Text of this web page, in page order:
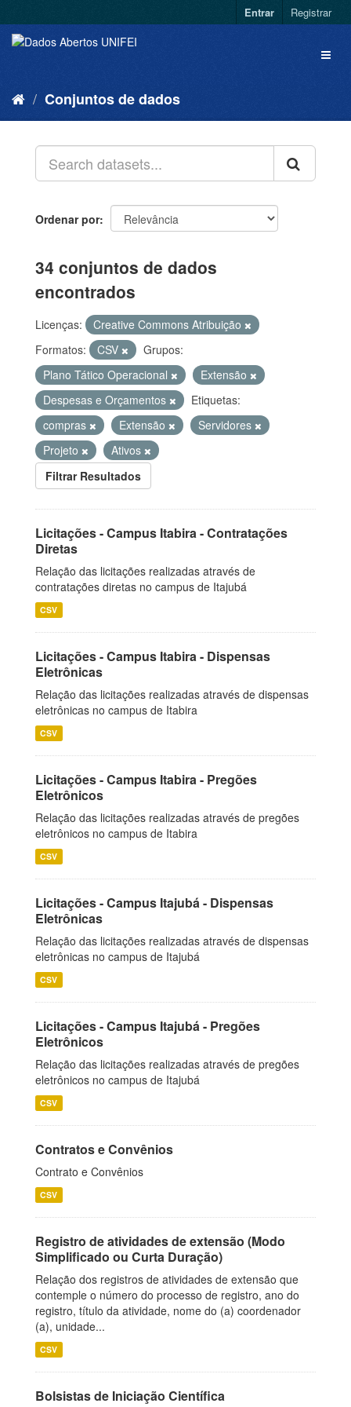
Entrar Registrar
Conjuntos de dados
Ordenar por
34 conjuntos de dados
encontrados
Licenças:
Creative Commons Atribuição
Formatos:
CSV
Grupos:
Plano Tático Operacional
Extensão
Despesas e Orçamentos
Etiquetas:
compras
Extensão
Servidores
Projeto
Ativos
Filtrar Resultados
Licitações - Campus Itabira - Contratações
Diretas
Relação das licitações realizadas através de
contratações diretas no campus de Itajubá
CSV
Licitações - Campus Itabira - Dispensas
Eletrônicas
Relação das licitações realizadas através de dispensas
eletrônicas no campus de Itabira
CSV
Licitações - Campus Itabira - Pregões
Eletrônicos
Relação das licitações realizadas através de pregões
eletrônicos no campus de Itabira
CSV
Licitações - Campus Itajubá - Dispensas
Eletrônicas
Relação das licitações realizadas através de dispensas
eletrônicas no campus de Itajubá
CSV
Licitações - Campus Itajubá - Pregões
Eletrônicos
Relação das licitações realizadas através de pregões
eletrônicos no campus de Itajubá
CSV
Contratos e Convênios
Contrato e Convênios
CSV
Registro de atividades de extensão (Modo
Simplificado ou Curta Duração)
Relação dos registros de atividades de extensão que
contemple o número do processo de registro, ano do
registro, título da atividade, nome do (a) coordenador
(a), unidade...
CSV
Bolsistas de Iniciação Científica